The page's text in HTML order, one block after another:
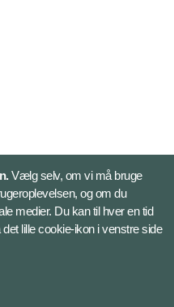
Vælg selv, om vi må bruge
og om du
medier. Du kan til hver en tid
lille cookie-ikon i venstre side